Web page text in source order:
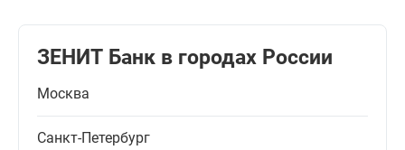
ЗЕНИТ Банк в городах России
Москва
Санкт-Петербург